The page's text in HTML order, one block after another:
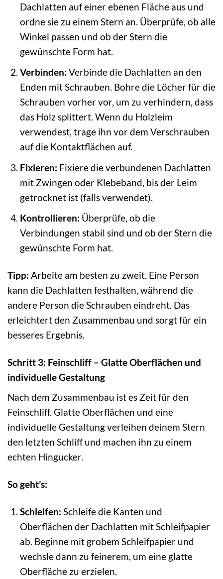
Dachlatten auf einer ebenen Fläche aus und
ordne sie zu einem Stern an. Überprüfe, ob alle
Winkel passen und ob der Stern die
gewünschte Form hat.
Verbinden: Verbinde die Dachlatten an den
Enden mit Schrauben. Bohre die Löcher für die
Schrauben vorher vor, um zu verhindern, dass
das Holz splittert. Wenn du Holzleim
verwendest, trage ihn vor dem Verschrauben
auf die Kontaktflächen auf.
Fixieren: Fixiere die verbundenen Dachlatten
mit Zwingen oder Klebeband, bis der Leim
getrocknet ist (falls verwendet).
Kontrollieren: Überprüfe, ob die
Verbindungen stabil sind und ob der Stern die
gewünschte Form hat.
Tipp: Arbeite am besten zu zweit. Eine Person
kann die Dachlatten festhalten, während die
andere Person die Schrauben eindreht. Das
erleichtert den Zusammenbau und sorgt für ein
besseres Ergebnis.
Schritt 3: Feinschliff – Glatte Oberflächen und
individuelle Gestaltung
Nach dem Zusammenbau ist es Zeit für den
Feinschliff. Glatte Oberflächen und eine
individuelle Gestaltung verleihen deinem Stern
den letzten Schliff und machen ihn zu einem
echten Hingucker.
So geht’s:
Schleifen: Schleife die Kanten und
Oberflächen der Dachlatten mit Schleifpapier
ab. Beginne mit grobem Schleifpapier und
wechsle dann zu feinerem, um eine glatte
Oberfläche zu erzielen.